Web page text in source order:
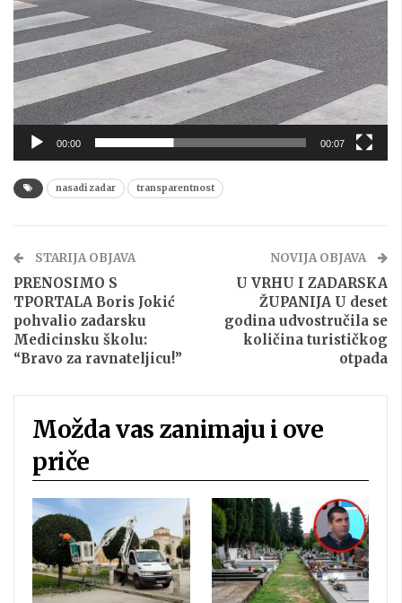
00:00 00:07
nasadi zadar transparentnost
STARIJA OBJAVA
PRENOSIMO S
TPORTALA Boris Jokić
pohvalio zadarsku
Medicinsku školu:
“Bravo za ravnateljicu!”
NOVIJA OBJAVA
U VRHU I ZADARSKA
ŽUPANIJA U deset
godina udvostručila se
količina turističkog
otpada
Možda vas zanimaju i ove
priče